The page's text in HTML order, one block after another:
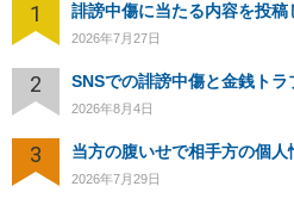
1
2026年7月27日
2 SNSでの誹謗中傷と金銭ト
2026年8月4日
3
2026年7月29日